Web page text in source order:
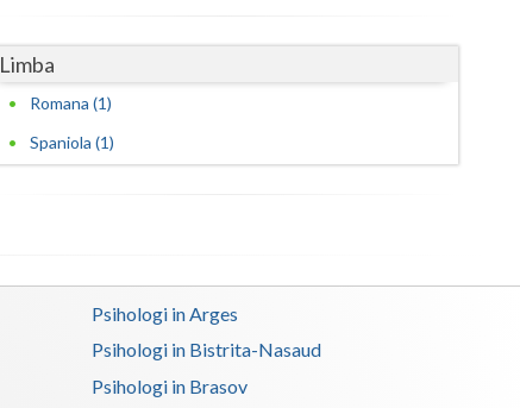
Teleorman
Timis
Limba
Romana (1)
Spaniola (1)
Psihologi in Arges
Psihologi in Bistrita-Nasaud
Psihologi in Brasov